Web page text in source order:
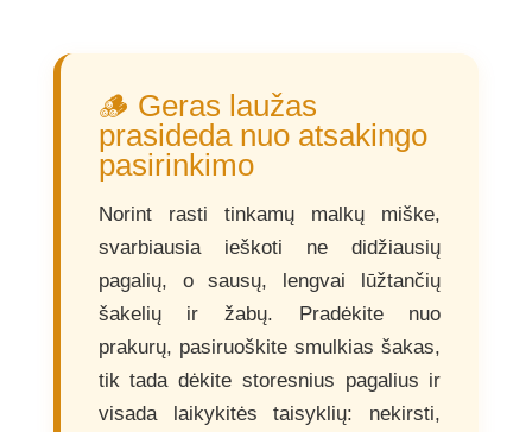
🪵 Geras laužas
prasideda nuo atsakingo
pasirinkimo
Norint rasti tinkamų malkų miške,
svarbiausia ieškoti ne didžiausių
pagalių, o sausų, lengvai lūžtančių
šakelių ir žabų. Pradėkite nuo
prakurų, pasiruoškite smulkias šakas,
tik tada dėkite storesnius pagalius ir
visada laikykitės taisyklių: nekirsti,